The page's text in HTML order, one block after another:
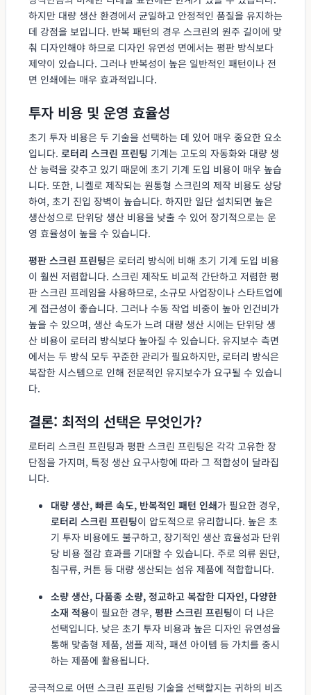
하지만 대량 생산 환경에서 균일하고 안정적인 품질을 유지하는
데 강점을 보입니다. 반복 패턴의 경우 스크린의 원주 길이에 맞
춰 디자인해야 하므로 디자인 유연성 면에서는 평판 방식보다
제약이 있습니다. 그러나 반복성이 높은 일반적인 패턴이나 전
면 인쇄에는 매우 효과적입니다.
투자 비용 및 운영 효율성
초기 투자 비용은 두 기술을 선택하는 데 있어 매우 중요한 요소
입니다. 로터리 스크린 프린팅 기계는 고도의 자동화와 대량 생
산 능력을 갖추고 있기 때문에 초기 기계 도입 비용이 매우 높습
니다. 또한, 니켈로 제작되는 원통형 스크린의 제작 비용도 상당
하여, 초기 진입 장벽이 높습니다. 하지만 일단 설치되면 높은
생산성으로 단위당 생산 비용을 낮출 수 있어 장기적으로는 운
영 효율성이 높을 수 있습니다.
평판 스크린 프린팅은 로터리 방식에 비해 초기 기계 도입 비용
이 훨씬 저렴합니다. 스크린 제작도 비교적 간단하고 저렴한 평
판 스크린 프레임을 사용하므로, 소규모 사업장이나 스타트업에
게 접근성이 좋습니다. 그러나 수동 작업 비중이 높아 인건비가
높을 수 있으며, 생산 속도가 느려 대량 생산 시에는 단위당 생
산 비용이 로터리 방식보다 높아질 수 있습니다. 유지보수 측면
에서는 두 방식 모두 꾸준한 관리가 필요하지만, 로터리 방식은
복잡한 시스템으로 인해 전문적인 유지보수가 요구될 수 있습니
다.
결론: 최적의 선택은 무엇인가?
로터리 스크린 프린팅과 평판 스크린 프린팅은 각각 고유한 장
단점을 가지며, 특정 생산 요구사항에 따라 그 적합성이 달라집
니다.
대량 생산, 빠른 속도, 반복적인 패턴 인쇄가 필요한 경우,
로터리 스크린 프린팅이 압도적으로 유리합니다. 높은 초
기 투자 비용에도 불구하고, 장기적인 생산 효율성과 단위
당 비용 절감 효과를 기대할 수 있습니다. 주로 의류 원단,
침구류, 커튼 등 대량 생산되는 섬유 제품에 적합합니다.
소량 생산, 다품종 소량, 정교하고 복잡한 디자인, 다양한
소재 적용이 필요한 경우, 평판 스크린 프린팅이 더 나은
선택입니다. 낮은 초기 투자 비용과 높은 디자인 유연성을
통해 맞춤형 제품, 샘플 제작, 패션 아이템 등 가치를 중시
하는 제품에 활용됩니다.
궁극적으로 어떤 스크린 프린팅 기술을 선택할지는 귀하의 비즈